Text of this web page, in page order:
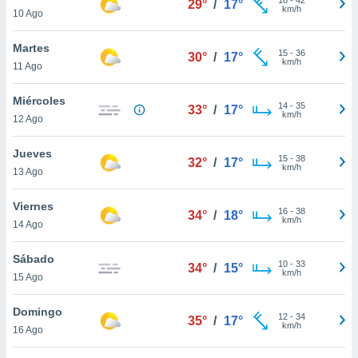
más
nuestra
y
de
disponible
cookies
aceptar
10 Ago
29° / 17°
km/h
Martes
11 Ago
30° / 17° 15- 36
km/h
Miércoles
12 Ago
33° / 17° 14- 35
km/h
Jueves
13 Ago
32° / 17° 15- 38
km/h
Viernes
14 Ago
34° / 18° 16- 38
km/h
Sábado
15 Ago
34° / 15° 10- 33
km/h
Domingo
16 Ago
35° / 17° 12- 34
km/h